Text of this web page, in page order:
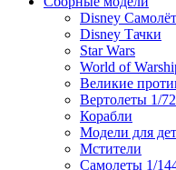
Disney
Disney Тачки
Star Wars
World of
Великие
Вертолеты 1/72
Корабли
Модели для
Мстители
Самолеты 1/